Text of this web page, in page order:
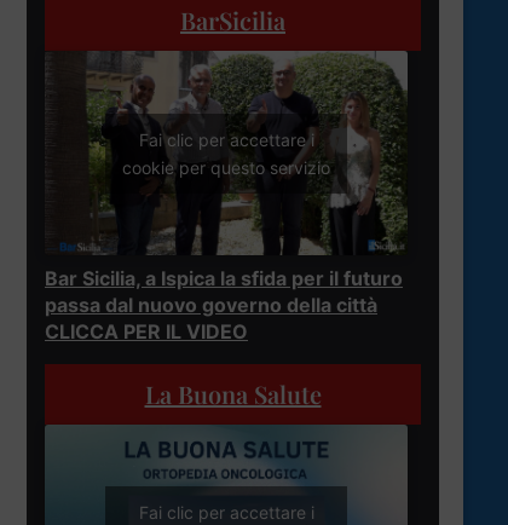
BarSicilia
Fai clic per accettare i
cookie per questo servizio
Bar Sicilia, a Ispica la sfida per il futuro
passa dal nuovo governo della città
CLICCA PER IL VIDEO
La Buona Salute
Fai clic per accettare i